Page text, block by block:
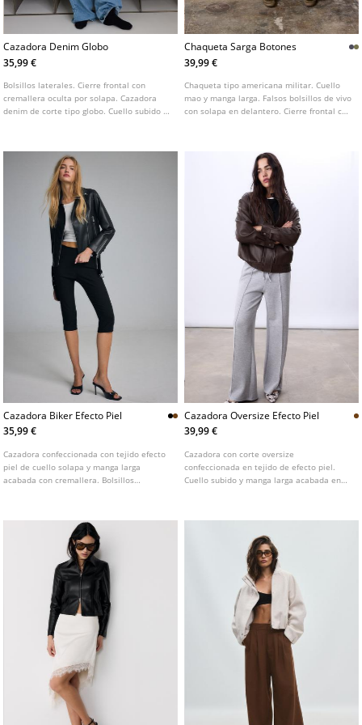
Cazadora Denim Globo
35,99 €
Bolsillos laterales. Cierre frontal con
cremallera oculta por solapa. Cazadora
denim de corte tipo globo. Cuello subido y
Disponible en varios colores.
Chaqueta Sarga Botones
39,99 €
Chaqueta tipo americana militar. Cuello
mao y manga larga. Falsos bolsillos de vivo
con solapa en delantero. Cierre frontal con
Cazadora Biker Efecto Piel
35,99 €
Cazadora confeccionada con tejido efecto
piel de cuello solapa y manga larga
acabada con cremallera. Bolsillos
hebilla metálica en delantero. Cierre
frontal cruzado con cremallera metálica.
Cazadora Oversize Efecto Piel
39,99 €
Cazadora con corte oversize
confeccionada en tejido de efecto piel.
Cuello subido y manga larga acabada en
a presión.